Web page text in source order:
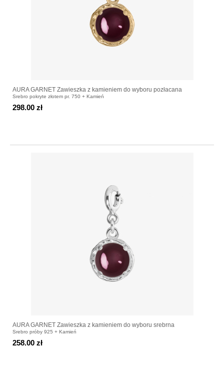
AURA GARNET Zawieszka z kamieniem do wyboru pozłacana
Srebro pokryte złotem pr. 750 + Kamień
298.00 zł
AURA GARNET Zawieszka z kamieniem do wyboru srebrna
Srebro próby 925 + Kamień
258.00 zł